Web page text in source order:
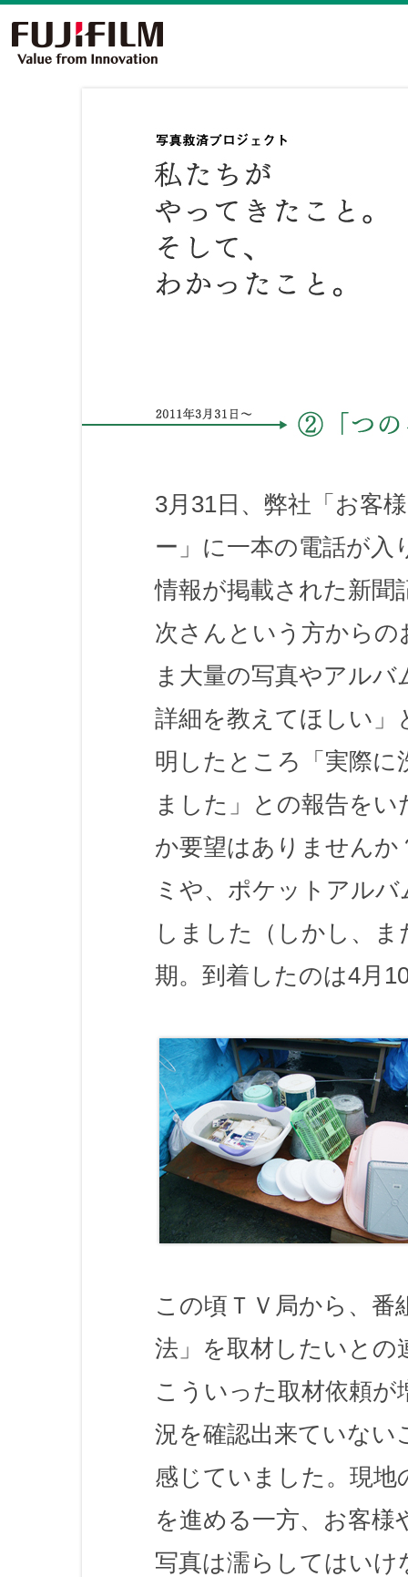
3月31日、弊社「お客
ー」に一本の電話が入
情報が掲載された新聞
次さんという方から
ま大量の写真やアル
詳細を教えてほしい
明したところ「実際
ました」との報告を
か要望はありません
ミや、ポケットアル
しました（しかし、
期。到着したのは4月
この頃ＴＶ局から、番
法」を取材したいとの
こういった取材依頼が
況を確認出来ていな
感じていました。現地
を進める一方、お客
写真は濡らしてはい